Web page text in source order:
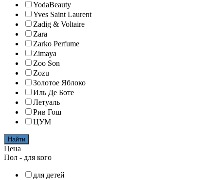
YodaBeauty
Yves Saint Laurent
Zadig & Voltaire
Zara
Zarko Perfume
Zimaya
Zoo Son
Zozu
Золотое Яблоко
Иль Де Боте
Летуаль
Рив Гош
ЦУМ
Найти
Цена
Пол - для кого
для детей